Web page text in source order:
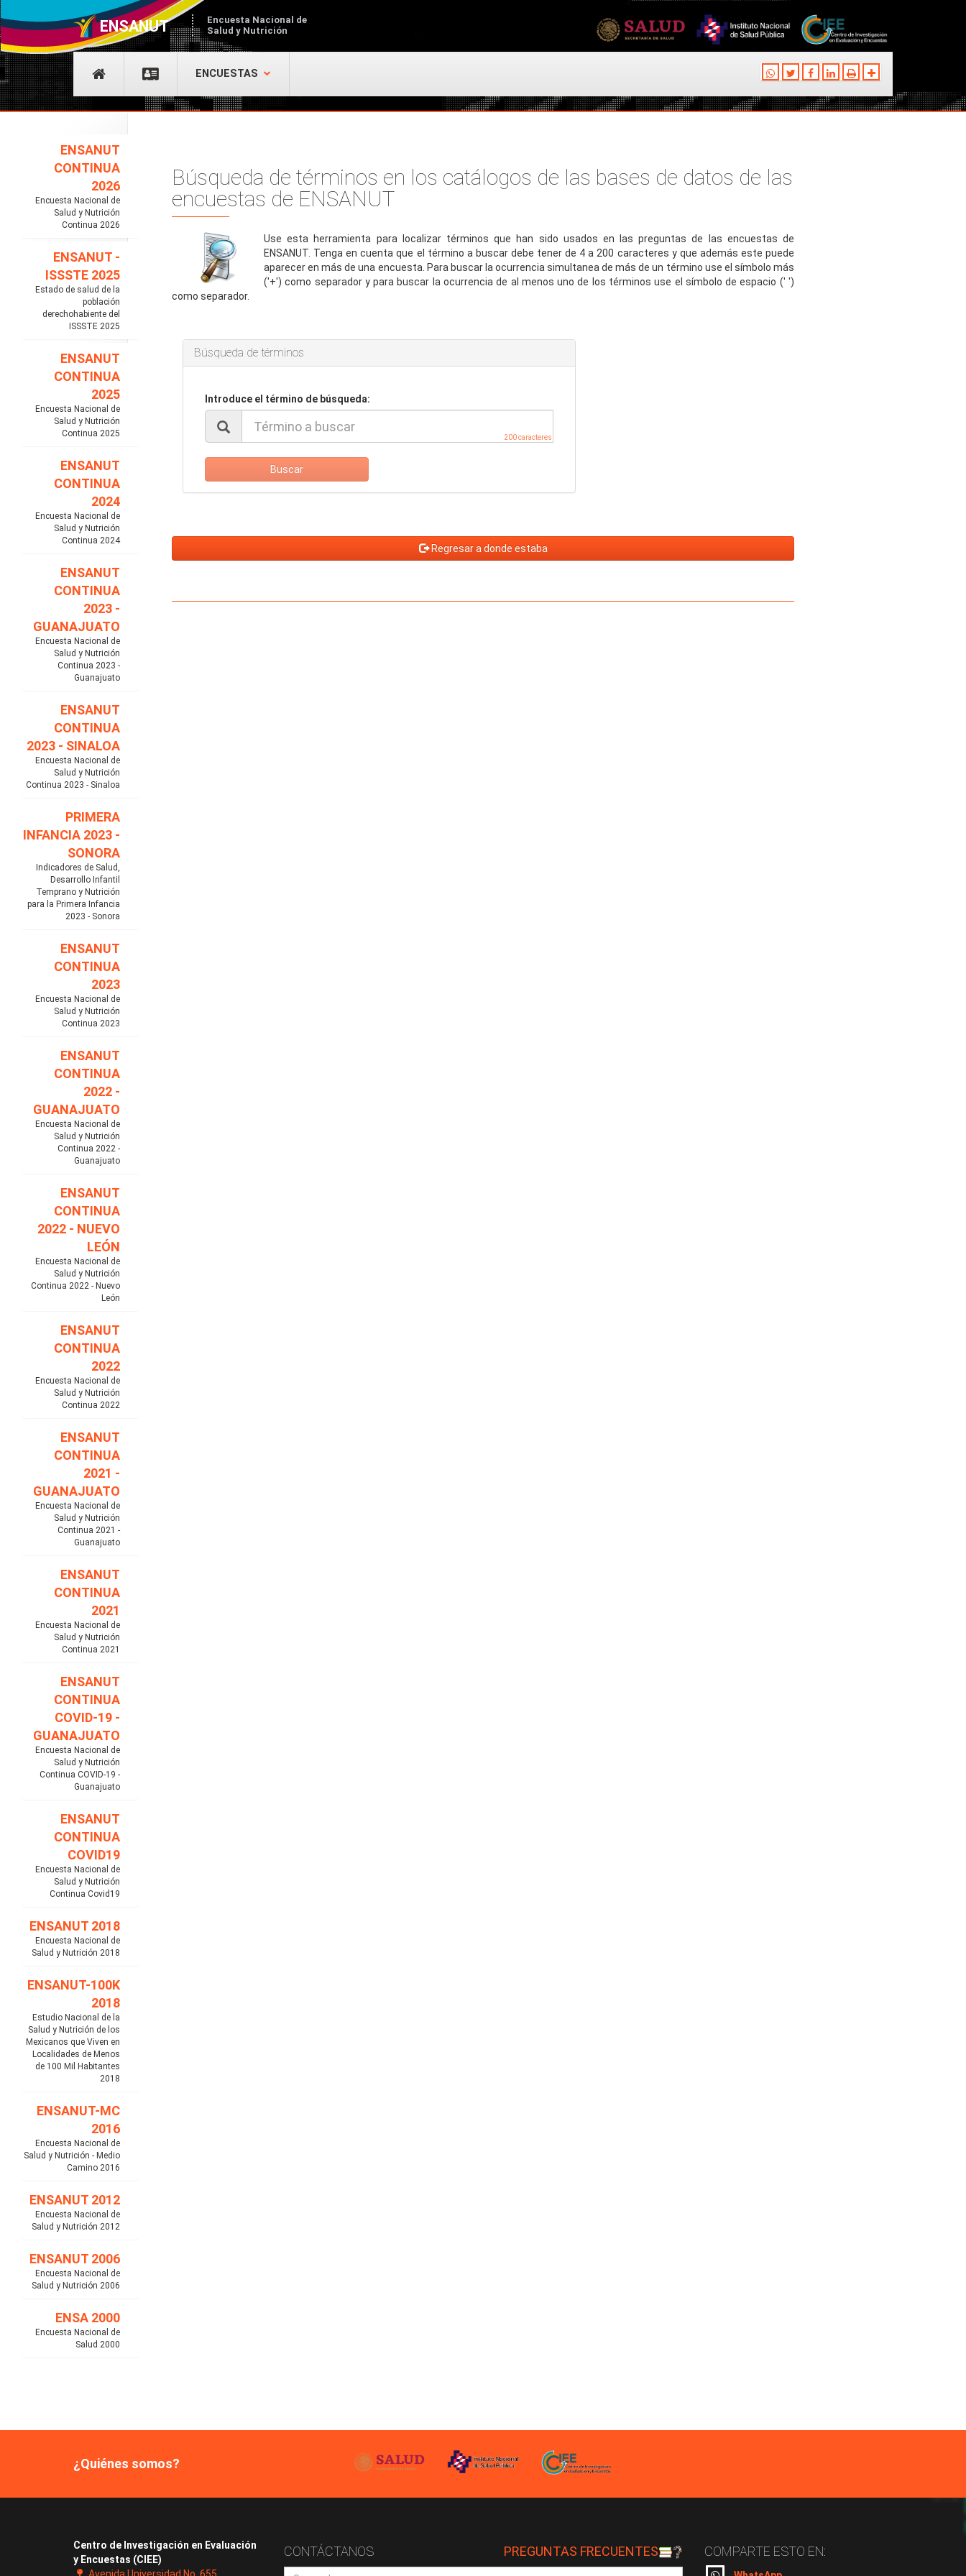
ENSANUT
Encuesta Nacional de
Salud y Nutrición
ENCUESTAS
ENSANUT
CONTINUA
2026
Encuesta Nacional de
Salud y Nutrición
Continua 2026
ENSANUT -
ISSSTE 2025
Estado de salud de la
población
derechohabiente del
ISSSTE 2025
ENSANUT
CONTINUA
2025
Encuesta Nacional de
Salud y Nutrición
Continua 2025
ENSANUT
CONTINUA
2024
Encuesta Nacional de
Salud y Nutrición
Continua 2024
ENSANUT
CONTINUA
2023 -
GUANAJUATO
Encuesta Nacional de
Salud y Nutrición
Continua 2023 -
Guanajuato
ENSANUT
CONTINUA
2023 - SINALOA
Encuesta Nacional de
Salud y Nutrición
Continua 2023 - Sinaloa
PRIMERA
INFANCIA 2023 -
SONORA
Indicadores de Salud,
Desarrollo Infantil
Temprano y Nutrición
para la Primera Infancia
2023 - Sonora
ENSANUT
CONTINUA
2023
Encuesta Nacional de
Salud y Nutrición
Continua 2023
ENSANUT
CONTINUA
2022 -
GUANAJUATO
Encuesta Nacional de
Salud y Nutrición
Continua 2022 -
Guanajuato
ENSANUT
CONTINUA
2022 - NUEVO
LEÓN
Encuesta Nacional de
Salud y Nutrición
Continua 2022 - Nuevo
León
ENSANUT
CONTINUA
2022
Encuesta Nacional de
Salud y Nutrición
Continua 2022
ENSANUT
CONTINUA
2021 -
GUANAJUATO
Encuesta Nacional de
Salud y Nutrición
Continua 2021 -
Guanajuato
ENSANUT
CONTINUA
2021
Encuesta Nacional de
Salud y Nutrición
Continua 2021
ENSANUT
CONTINUA
COVID-19 -
GUANAJUATO
Encuesta Nacional de
Salud y Nutrición
Continua COVID-19 -
Guanajuato
ENSANUT
CONTINUA
COVID19
Encuesta Nacional de
Salud y Nutrición
Continua Covid19
ENSANUT 2018
Encuesta Nacional de
Salud y Nutrición 2018
ENSANUT-100K
2018
Estudio Nacional de la
Salud y Nutrición de los
Mexicanos que Viven en
Localidades de Menos
de 100 Mil Habitantes
2018
ENSANUT-MC
2016
Encuesta Nacional de
Salud y Nutrición - Medio
Camino 2016
ENSANUT 2012
Encuesta Nacional de
Salud y Nutrición 2012
ENSANUT 2006
Encuesta Nacional de
Salud y Nutrición 2006
ENSA 2000
Encuesta Nacional de
Salud 2000
Búsqueda de términos en los catálogos de las bases de datos de las
encuestas de ENSANUT
Use esta herramienta para localizar términos que han sido usados en las preguntas de las encuestas de
ENSANUT. Tenga en cuenta que el término a buscar debe tener de 4 a 200 caracteres y que además este puede
aparecer en más de una encuesta. Para buscar la ocurrencia simultanea de más de un término use el símbolo más
('+') como separador y para buscar la ocurrencia de al menos uno de los términos use el símbolo de espacio (' ')
como separador.
Búsqueda de términos
Introduce el término de búsqueda:
200 caracteres
Buscar
Regresar a donde estaba
¿Quiénes somos?
Centro de Investigación en Evaluación
y Encuestas (CIEE)
CONTÁCTANOS PREGUNTAS FRECUENTES COMPARTE ESTO EN: